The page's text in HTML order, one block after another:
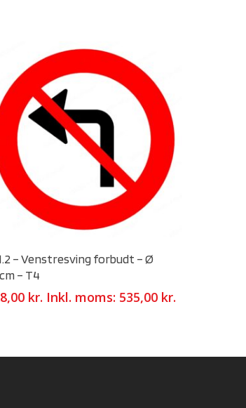
– Venstresving forbudt – Ø
– T4
kr. Inkl. moms: 535,00 kr.